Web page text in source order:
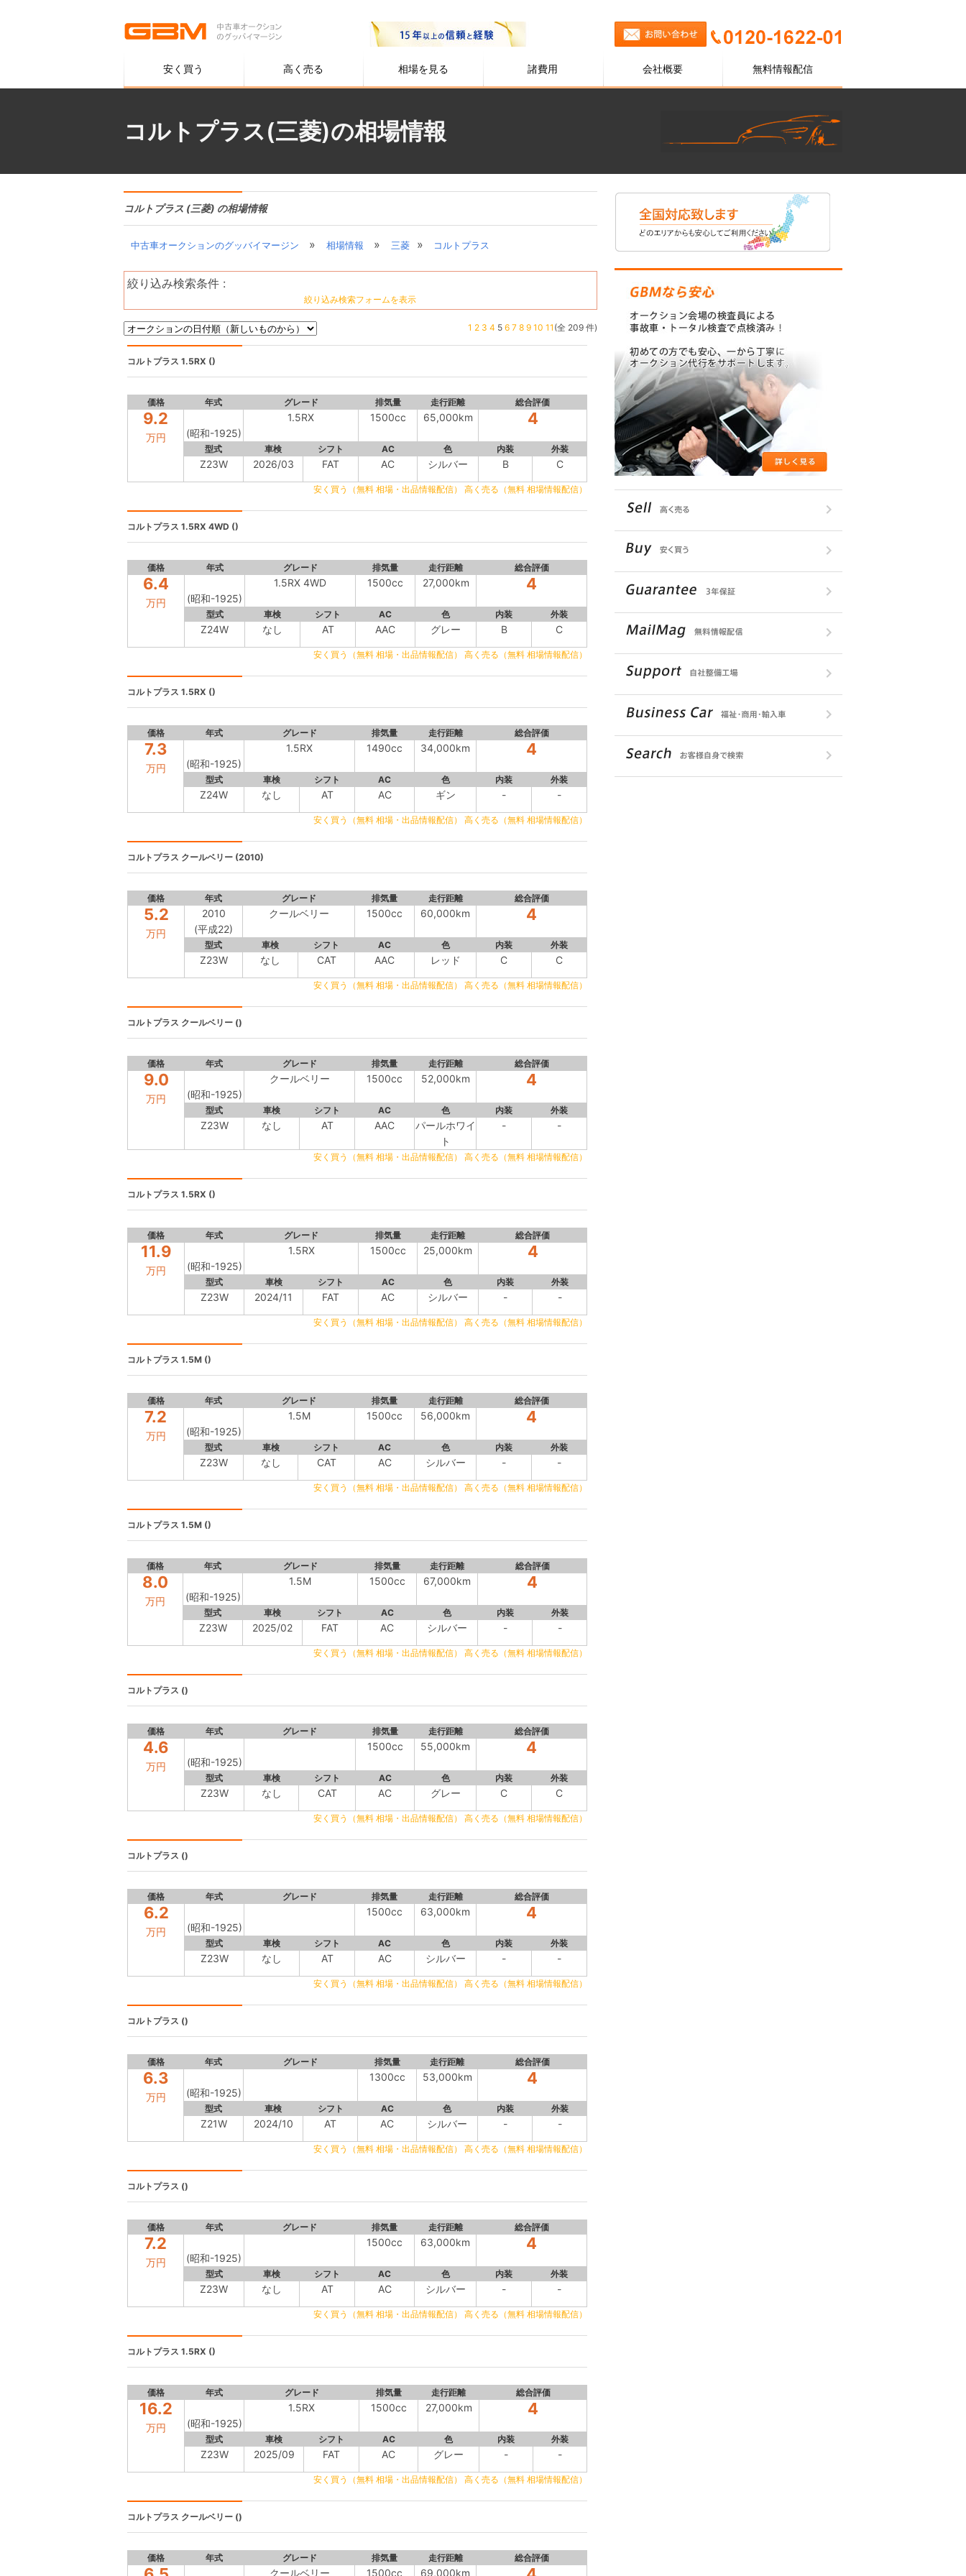
安く買う 高く売る 相場を見る 諸費用 会社概要 無料情報配信
コルトプラス(三菱)の相場情報
コルトプラス (三菱) の相場情報
中古車オークションのグッバイマージン » 相場情報 » 三菱 » コルトプラス
絞り込み検索条件 :
絞り込み検索フォームを表示
1 2 3 4 5 6 7 8 9 10 11 (全 209 件)
コルトプラス 1.5RX ()
価格 年式 グレード 排気量 走行距離 総合評価
9.2
万円 (昭和-1925)
1.5RX 1500cc 65,000km 4
型式 車検 シフト AC 色 内装 外装
Z23W 2026/03 FAT AC シルバー B C
安く買う（無料 相場・出品情報配信） 高く売る（無料 相場情報配信）
コルトプラス 1.5RX 4WD ()
価格 年式 グレード 排気量 走行距離 総合評価
6.4
万円 (昭和-1925)
1.5RX 4WD 1500cc 27,000km 4
型式 車検 シフト AC 色 内装 外装
Z24W なし AT AAC グレー B C
安く買う（無料 相場・出品情報配信） 高く売る（無料 相場情報配信）
コルトプラス 1.5RX ()
価格 年式 グレード 排気量 走行距離 総合評価
7.3
万円 (昭和-1925)
1.5RX 1490cc 34,000km 4
型式 車検 シフト AC 色 内装 外装
Z24W なし AT AC ギン - -
安く買う（無料 相場・出品情報配信） 高く売る（無料 相場情報配信）
コルトプラス クールベリー (2010)
価格 年式 グレード 排気量 走行距離 総合評価
5.2
万円
2010
(平成22)
クールベリー 1500cc 60,000km 4
型式 車検 シフト AC 色 内装 外装
Z23W なし CAT AAC レッド C C
安く買う（無料 相場・出品情報配信） 高く売る（無料 相場情報配信）
コルトプラス クールベリー ()
価格 年式 グレード 排気量 走行距離 総合評価
9.0
万円 (昭和-1925)
クールベリー 1500cc 52,000km 4
型式 車検 シフト AC 色 内装 外装
Z23W なし AT AAC
パールホワイ
ト
- -
安く買う（無料 相場・出品情報配信） 高く売る（無料 相場情報配信）
コルトプラス 1.5RX ()
価格 年式 グレード 排気量 走行距離 総合評価
11.9
万円 (昭和-1925)
1.5RX 1500cc 25,000km 4
型式 車検 シフト AC 色 内装 外装
Z23W 2024/11 FAT AC シルバー - -
安く買う（無料 相場・出品情報配信） 高く売る（無料 相場情報配信）
コルトプラス 1.5M ()
価格 年式 グレード 排気量 走行距離 総合評価
7.2
万円 (昭和-1925)
1.5M 1500cc 56,000km 4
型式 車検 シフト AC 色 内装 外装
Z23W なし CAT AC シルバー - -
安く買う（無料 相場・出品情報配信） 高く売る（無料 相場情報配信）
コルトプラス 1.5M ()
価格 年式 グレード 排気量 走行距離 総合評価
8.0
万円 (昭和-1925)
1.5M 1500cc 67,000km 4
型式 車検 シフト AC 色 内装 外装
Z23W 2025/02 FAT AC シルバー - -
安く買う（無料 相場・出品情報配信） 高く売る（無料 相場情報配信）
コルトプラス ()
価格 年式 グレード 排気量 走行距離 総合評価
4.6
万円 (昭和-1925)
1500cc 55,000km 4
型式 車検 シフト AC 色 内装 外装
Z23W なし CAT AC グレー C C
安く買う（無料 相場・出品情報配信） 高く売る（無料 相場情報配信）
コルトプラス ()
価格 年式 グレード 排気量 走行距離 総合評価
6.2
万円 (昭和-1925)
1500cc 63,000km 4
型式 車検 シフト AC 色 内装 外装
Z23W なし AT AC シルバー - -
安く買う（無料 相場・出品情報配信） 高く売る（無料 相場情報配信）
コルトプラス ()
価格 年式 グレード 排気量 走行距離 総合評価
6.3
万円 (昭和-1925)
1300cc 53,000km 4
型式 車検 シフト AC 色 内装 外装
Z21W 2024/10 AT AC シルバー - -
安く買う（無料 相場・出品情報配信） 高く売る（無料 相場情報配信）
コルトプラス ()
価格 年式 グレード 排気量 走行距離 総合評価
7.2
万円 (昭和-1925)
1500cc 63,000km 4
型式 車検 シフト AC 色 内装 外装
Z23W なし AT AC シルバー - -
安く買う（無料 相場・出品情報配信） 高く売る（無料 相場情報配信）
コルトプラス 1.5RX ()
価格 年式 グレード 排気量 走行距離 総合評価
16.2
万円 (昭和-1925)
1.5RX 1500cc 27,000km 4
型式 車検 シフト AC 色 内装 外装
Z23W 2025/09 FAT AC グレー - -
安く買う（無料 相場・出品情報配信） 高く売る（無料 相場情報配信）
コルトプラス クールベリー ()
価格 年式 グレード 排気量 走行距離 総合評価
クールベリー 1500cc 69,000km